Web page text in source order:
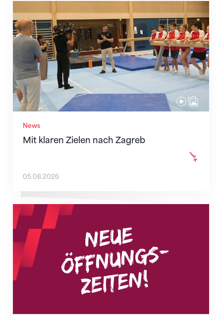
News
Mit klaren Zielen nach Zagreb
Mit klaren Zielen nach Zagreb
05.08.2026
Neue Empfangszeiten ab 1. August 2026